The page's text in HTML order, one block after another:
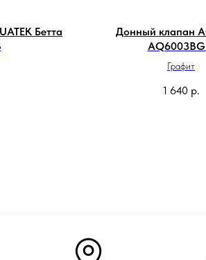
Бетта
Донный клапан
Графит
1 640 р.